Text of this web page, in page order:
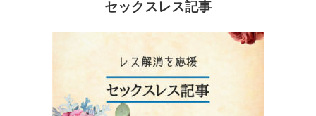
セックスレス記事